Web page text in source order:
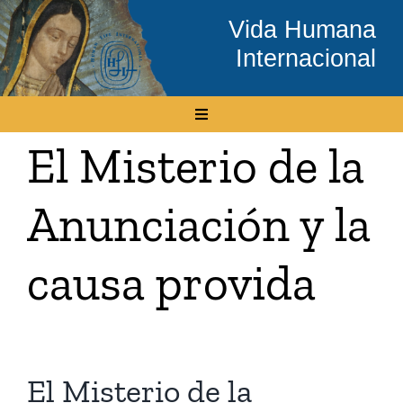
Skip
to
content
Vida Humana
Internacional
Toggle
Inicio
Conócenos
Temas
Media
El Misterio de la
Anunciación y la
causa provida
El Misterio de la